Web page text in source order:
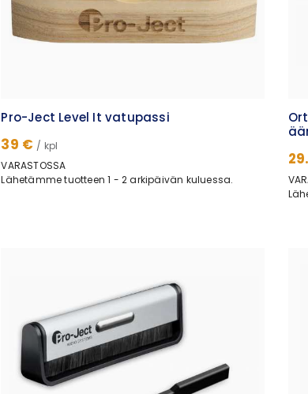
Pro-Ject Level It vatupassi
39 € / kpl
VARASTOSSA
Lähetämme tuotteen 1 - 2 arkipäivän kuluessa.